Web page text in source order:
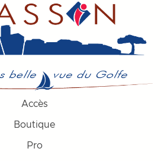
Accès
Boutique
Pro